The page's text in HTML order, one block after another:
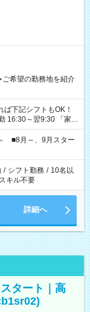
希望の勤務地を紹介
～翌9:30 「家族
の準備がしたい」
希望を教えてください
週40時間を超える場
■8月～、9月スター
/ シフト勤務 / 10名以
キル不要
詳細へ
タート｜高